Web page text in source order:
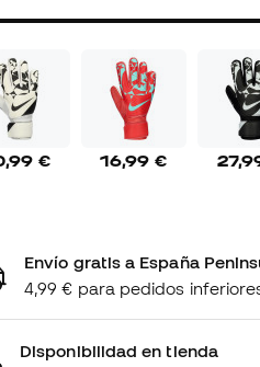
€ 16,99 €
Envío gratis a España
4,99 € para pedidos
Disponibilidad en tienda